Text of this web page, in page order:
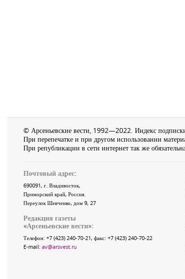
© Арсеньевские вести, 1992—2022. Индекс
При перепечатке и при другом использовании
При републикации в сети интернет так же
Почтовый адрес:
690091, г. Владивосток,
Приморский край, Россия.
Переулок Шевченко, дом 9, 27
Редакция газеты
«Арсеньевские вести»:
Телефон: +7 (423) 240-70-21, факс: +7 (423) 240-70-22
E-mail: av@arsvest.ru